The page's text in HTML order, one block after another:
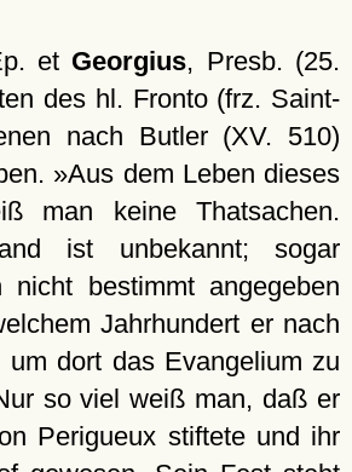
et Georgius, Presb. (25.
des hl. Fronto (frz. Saint-
nach Butler (XV. 510)
»Aus dem Leben dieses
man keine Thatsachen.
ist unbekannt; sogar
nicht bestimmt angegeben
Jahrhundert er nach
um dort das Evangelium zu
so viel weiß man, daß er
Perigueux stiftete und ihr